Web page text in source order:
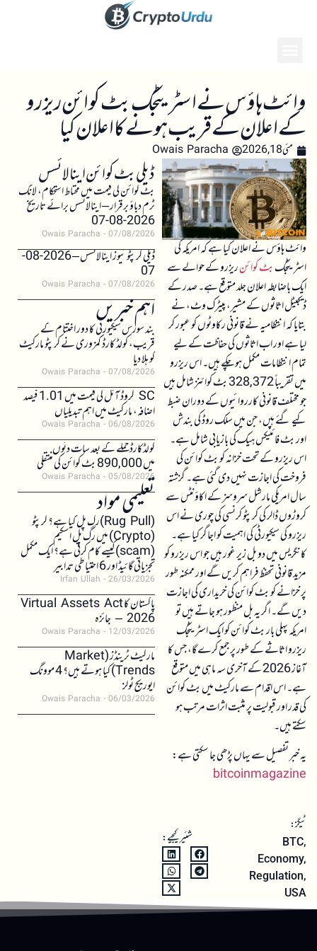
وائٹ ہاؤس نے اسٹریٹجک بٹ کوائن ریزرو
کے اعلان کے قریب ہونے کا اعلان کیا
مئی 18, 2026 Owais Paracha
وائٹ ہاؤس نے اعلان کیا ہے کہ امریکہ کی
اسٹریٹجکبٹ کوائنریزرو کے حوالے سے
ایک باضابطہ اعلان جلد متوقع ہے۔ صدر کے
ڈیجیٹل اثاثوں کے مشیر، پیٹرک وٹ، نے
بتایا کہ انتظامیہ نے قانونی رکاوٹوں کو عبور کر
لیا ہے اور اب اثاثوں کی حفاظت کے لیے
تمام انتظامات مکمل ہو چکے ہیں۔ اس ریزرو
میں تقریباً 328,372 بٹ کوائنز شامل ہیں
جو مختلف قانونی کارروائیوں کے دوران ضبط
کیے گئے ہیں، جن میں سلک روڈ کی بندش
اور بٹ فائنیکس ہیک کی بازیابی شامل ہے۔
اس ریزرو کے تحت خزانہ کو بٹ کوائن کی
فروخت کی اجازت نہیں دی گئی ہے۔ گزشتہ
سال امریکی مارشل سروسز کے اکاؤنٹس سے
کروڑوں ڈالر کی کرپٹو کرنسی کی چوری نے اس
ریزرو کی سیکیورٹی کی اہمیت کو اجاگر کیا ہے۔
کانگریس میں دو بل زیر غور ہیں جو اس ریزرو کو
مزید قانونی تحفظ فراہم کریں گے اور ممکنہ طور
پر خزانے کو بٹ کوائن کی خریداری کی اجازت
دیں گے۔ اگر یہ بل منظور ہو جاتے ہیں تو
امریکہ پہلی بار بٹ کوائن کو ایک اسٹریٹجک
ریزرو اثاثے کے طور پر جمع کرے گا، جس کا
آغاز 2026 کے آخری سہ ماہی میں متوقع
ہے۔ اس اقدام سے مارکیٹ میں بٹ کوائن
کی قدر اور قبولیت پر مثبت اثرات مرتب ہو
سکتے ہیں۔
یہ خبر تفصیل سے یہاں پڑھی جا سکتی ہے:
bitcoinmagazine
ٹیگز:
BTC,
Economy,
Regulation,
USA
شئیر کیجیے:
ڈیلی بٹ کوائن اینالائسس
بٹ کوائن کی قیمت میں محتاط استحکام، لانگ
ٹرم دباؤ برقرار – اینالائسس برائے تاریخ
2026-08-07
Owais Paracha 07/08/2026
ڈیلی کرپٹو نیوز اینالائسس – 2026-08-
07
Owais Paracha 07/08/2026
اہم خبریں
بند سورس سیکیورٹی کا دور اختتام کے
قریب، کولڈ کارڈ کمزوری نے کرپٹو مارکیٹ
کو ہلا دیا
Owais Paracha 07/08/2026
SC کروڈ آئل کی قیمت میں 1.01 فیصد
اضافہ، مارکیٹ میں اہم تبدیلیاں
Owais Paracha 06/08/2026
کولڈکارڈ حملے کے بعد سات دنوں
میں 890,000 بٹ کوائن کی منتقلی
Owais Paracha 05/08/2026
تعلیمی مواد(Rug Pull)رگ پل کیا ہے؟ کرپٹو
(Crypto) میں رگ پل اسکیم
(scam)کیسے کام کرتی ہے؟ ایک مکمل
تجزیاتی گائیڈ اور 6 احتیاطی تدابیر
Irfan Ullah 26/03/2026
پاکستان کا Virtual Assets Act
2026 – جائزہ
Owais Paracha 12/03/2026
مارکیٹ ٹرینڈز (Market
Trends) کیا ہوتے ہیں؟ 4 موونگ
ایوریج ٹولز
Owais Paracha 06/03/2026